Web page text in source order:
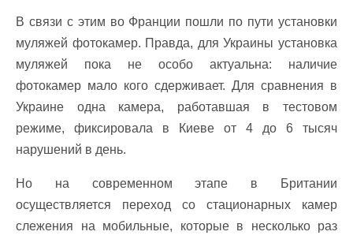
В связи с этим во Франции пошли по пути установки
муляжей фотокамер. Правда, для Украины установка
муляжей пока не особо актуальна: наличие
фотокамер мало кого сдерживает. Для сравнения в
Украине одна камера, работавшая в тестовом
режиме, фиксировала в Киеве от 4 до 6 тысяч
нарушений в день.
Но на современном этапе в Британии
осуществляется переход со стационарных камер
слежения на мобильные, которые в несколько раз